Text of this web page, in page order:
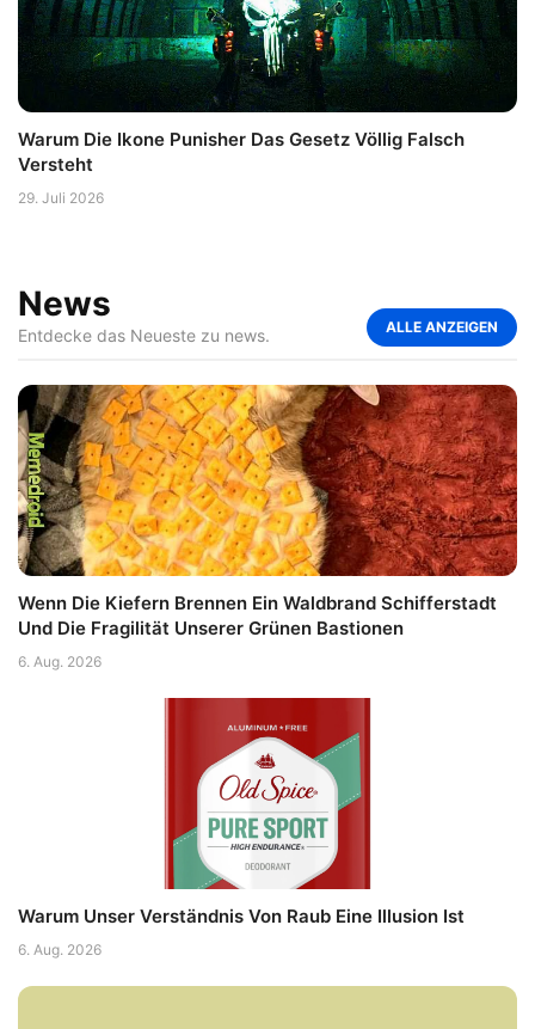
Warum Die Ikone Punisher Das Gesetz Völlig Falsch
Versteht
29. Juli 2026
News
Entdecke das Neueste zu news. ALLE ANZEIGEN
Wenn Die Kiefern Brennen Ein Waldbrand Schifferstadt
Und Die Fragilität Unserer Grünen Bastionen
6. Aug. 2026
Warum Unser Verständnis Von Raub Eine Illusion Ist
6. Aug. 2026